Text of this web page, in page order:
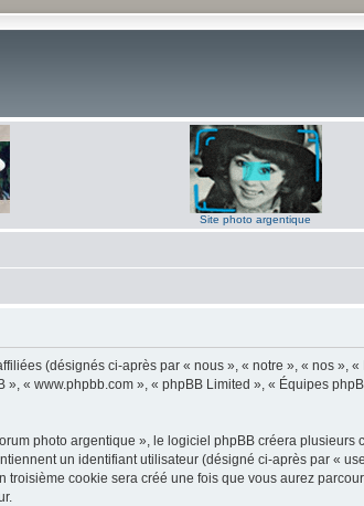
Site photo argentique
(désignés ci-après par « nous », « notre », « nos »,
« www.phpbb.com », « phpBB Limited », « Équipes
photo argentique », le logiciel phpBB créera plusieurs
un identifiant utilisateur (désigné ci-après par «
cookie sera créé une fois que vous aurez